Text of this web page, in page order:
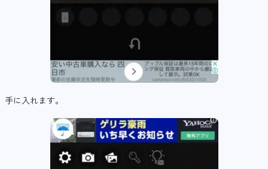
手に入れます。